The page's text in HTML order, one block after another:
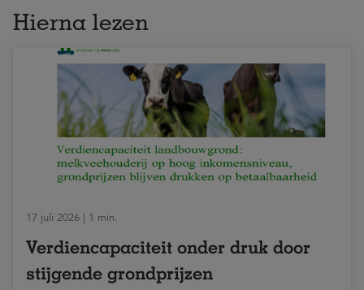
Hierna lezen
17 juli 2026 | 1 min.
Verdiencapaciteit onder druk door
stijgende grondprijzen